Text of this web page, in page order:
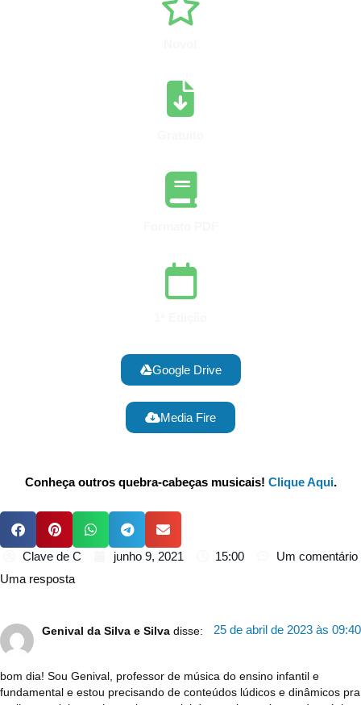
Google Drive
Media Fire
Conheça outros quebra-cabeças musicais! Clique Aqui.
Clave de C junho 9, 2021 15:00
Um comentário
Uma resposta
Genival da Silva e Silva disse: 25 de abril de 2023 às 09:40
bom dia! Sou Genival, professor de música do ensino infantil e
fundamental e estou precisando de conteúdos lúdicos e dinâmicos pra